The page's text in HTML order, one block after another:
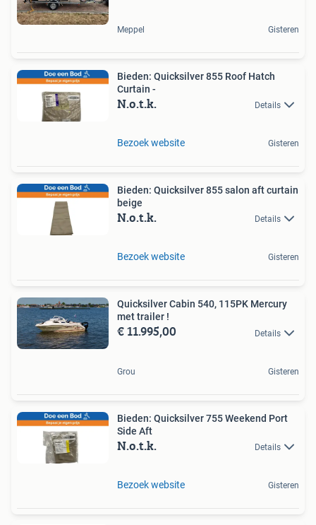
Meppel Gisteren
Bieden: Quicksilver 855 Roof Hatch
Curtain -
N.o.t.k. Details
Bezoek website Gisteren
Bieden: Quicksilver 855 salon aft curtain
beige
N.o.t.k. Details
Bezoek website Gisteren
Quicksilver Cabin 540, 115PK Mercury
met trailer !
€ 11.995,00 Details
Grou Gisteren
Bieden: Quicksilver 755 Weekend Port
Side Aft
N.o.t.k. Details
Bezoek website Gisteren